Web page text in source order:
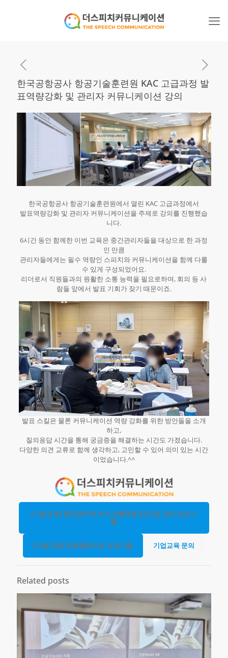
한국공항공사 항공기술훈련원 KAC 고급과정 발
표역량강화 및 관리자 커뮤니케이션 강의
한국공항공사 항공기술훈련원에서 열린 KAC 고급과정에서
발표역량강화 및 관리자 커뮤니케이션을 주제로 강의를 진행했습
니다.
6시간 동안 함께한 이번 교육은 중간관리자들을 대상으로 한 과정
인 만큼
관리자들에게는 필수 역량인 스피치와 커뮤니케이션을 함께 다룰
수 있게 구성되었어요.
리더로서 직원들과의 원활한 소통 능력을 필요로하며, 회의 등 사
람들 앞에서 발표 기회가 잦기 때문이죠.
발표 스킬은 물론 커뮤니케이션 역량 강화를 위한 방안들을 소개
하고,
질의응답 시간을 통해 궁금증을 해결하는 시간도 가졌습니다.
다양한 의견 교류로 함께 생각하고, 고민할 수 있어 의미 있는 시간
이었습니다.^^
[기업교육] 중간관리자 의사소통역량 진단 및 강의 프로그
램
[기업교육] 프레젠테이션 프로그램 기업교육 문의
Related posts